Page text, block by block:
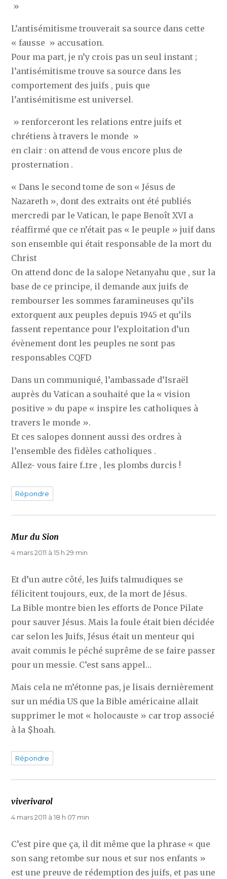
»
L’antisémitisme trouverait sa source dans cette
« fausse » accusation.
Pour ma part, je n’y crois pas un seul instant ;
l’antisémitisme trouve sa source dans les
comportement des juifs , puis que
l’antisémitisme est universel.
» renforceront les relations entre juifs et
chrétiens à travers le monde »
en clair : on attend de vous encore plus de
prosternation .
« Dans le second tome de son « Jésus de
Nazareth », dont des extraits ont été publiés
mercredi par le Vatican, le pape Benoît XVI a
réaffirmé que ce n’était pas « le peuple » juif dans
son ensemble qui était responsable de la mort du
Christ
On attend donc de la salope Netanyahu que , sur la
base de ce principe, il demande aux juifs de
rembourser les sommes faramineuses qu’ils
extorquent aux peuples depuis 1945 et qu’ils
fassent repentance pour l’exploitation d’un
évènement dont les peuples ne sont pas
responsables CQFD
Dans un communiqué, l’ambassade d’Israël
auprès du Vatican a souhaité que la « vision
positive » du pape « inspire les catholiques à
travers le monde ».
Et ces salopes donnent aussi des ordres à
l’ensemble des fidèles catholiques .
Allez- vous faire f..tre , les plombs durcis !
Répondre
Mur du Sion
4 mars 2011 à 15 h 29 min
Et d’un autre côté, les Juifs talmudiques se
félicitent toujours, eux, de la mort de Jésus.
La Bible montre bien les efforts de Ponce Pilate
pour sauver Jésus. Mais la foule était bien décidée
car selon les Juifs, Jésus était un menteur qui
avait commis le péché suprême de se faire passer
pour un messie. C’est sans appel…
Mais cela ne m’étonne pas, je lisais dernièrement
sur un média US que la Bible américaine allait
supprimer le mot « holocauste » car trop associé
à la $hoah.
Répondre
viverivarol
4 mars 2011 à 18 h 07 min
C’est pire que ça, il dit même que la phrase « que
son sang retombe sur nous et sur nos enfants »
est une preuve de rédemption des juifs, et pas une